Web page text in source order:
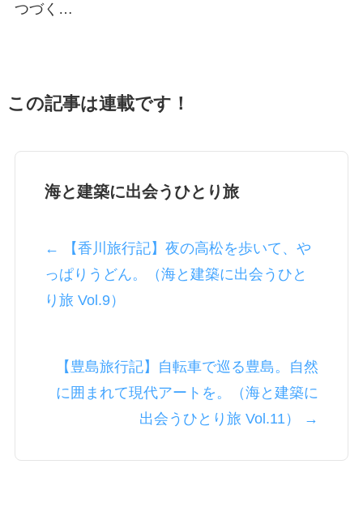
つづく…
この記事は連載です！
海と建築に出会うひとり旅
← 【香川旅行記】夜の高松を歩いて、や
っぱりうどん。（海と建築に出会うひと
り旅 Vol.9）
【豊島旅行記】自転車で巡る豊島。自然
に囲まれて現代アートを。（海と建築に
出会うひとり旅 Vol.11） →